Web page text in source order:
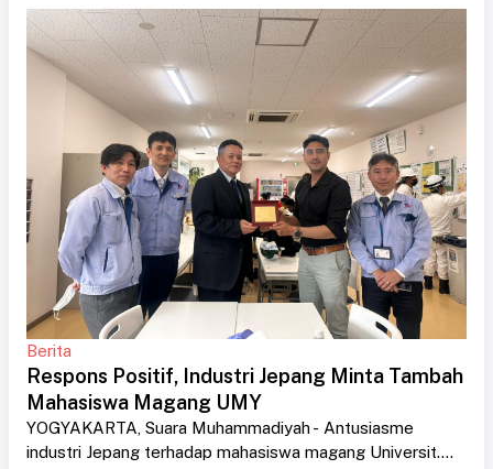
Berita
Respons Positif, Industri Jepang Minta Tambah
Mahasiswa Magang UMY
YOGYAKARTA, Suara Muhammadiyah - Antusiasme
industri Jepang terhadap mahasiswa magang Universit....